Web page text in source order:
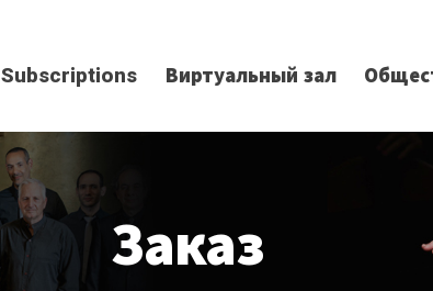
Subscriptions Виртуальный зал
Заказ